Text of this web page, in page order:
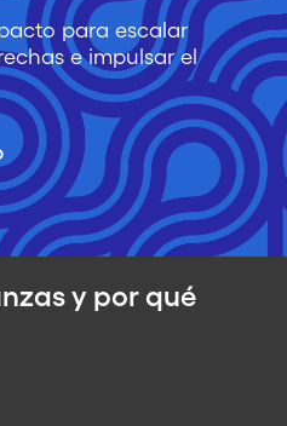
para escalar
e impulsar el
y por qué